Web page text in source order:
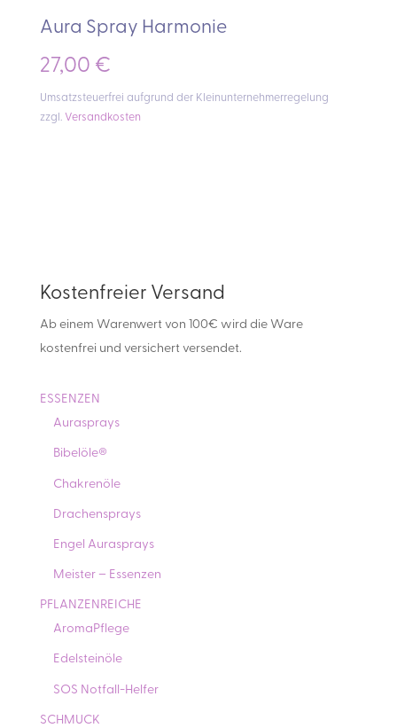
Aura Spray Harmonie
27,00 €
Umsatzsteuerfrei aufgrund der Kleinunternehmerregelung
zzgl. Versandkosten
Kostenfreier Versand
Ab einem Warenwert von 100€ wird die Ware
kostenfrei und versichert versendet.
ESSENZEN
Aurasprays
Bibelöle®
Chakrenöle
Drachensprays
Engel Aurasprays
Meister – Essenzen
PFLANZENREICHE
AromaPflege
Edelsteinöle
SOS Notfall-Helfer
SCHMUCK